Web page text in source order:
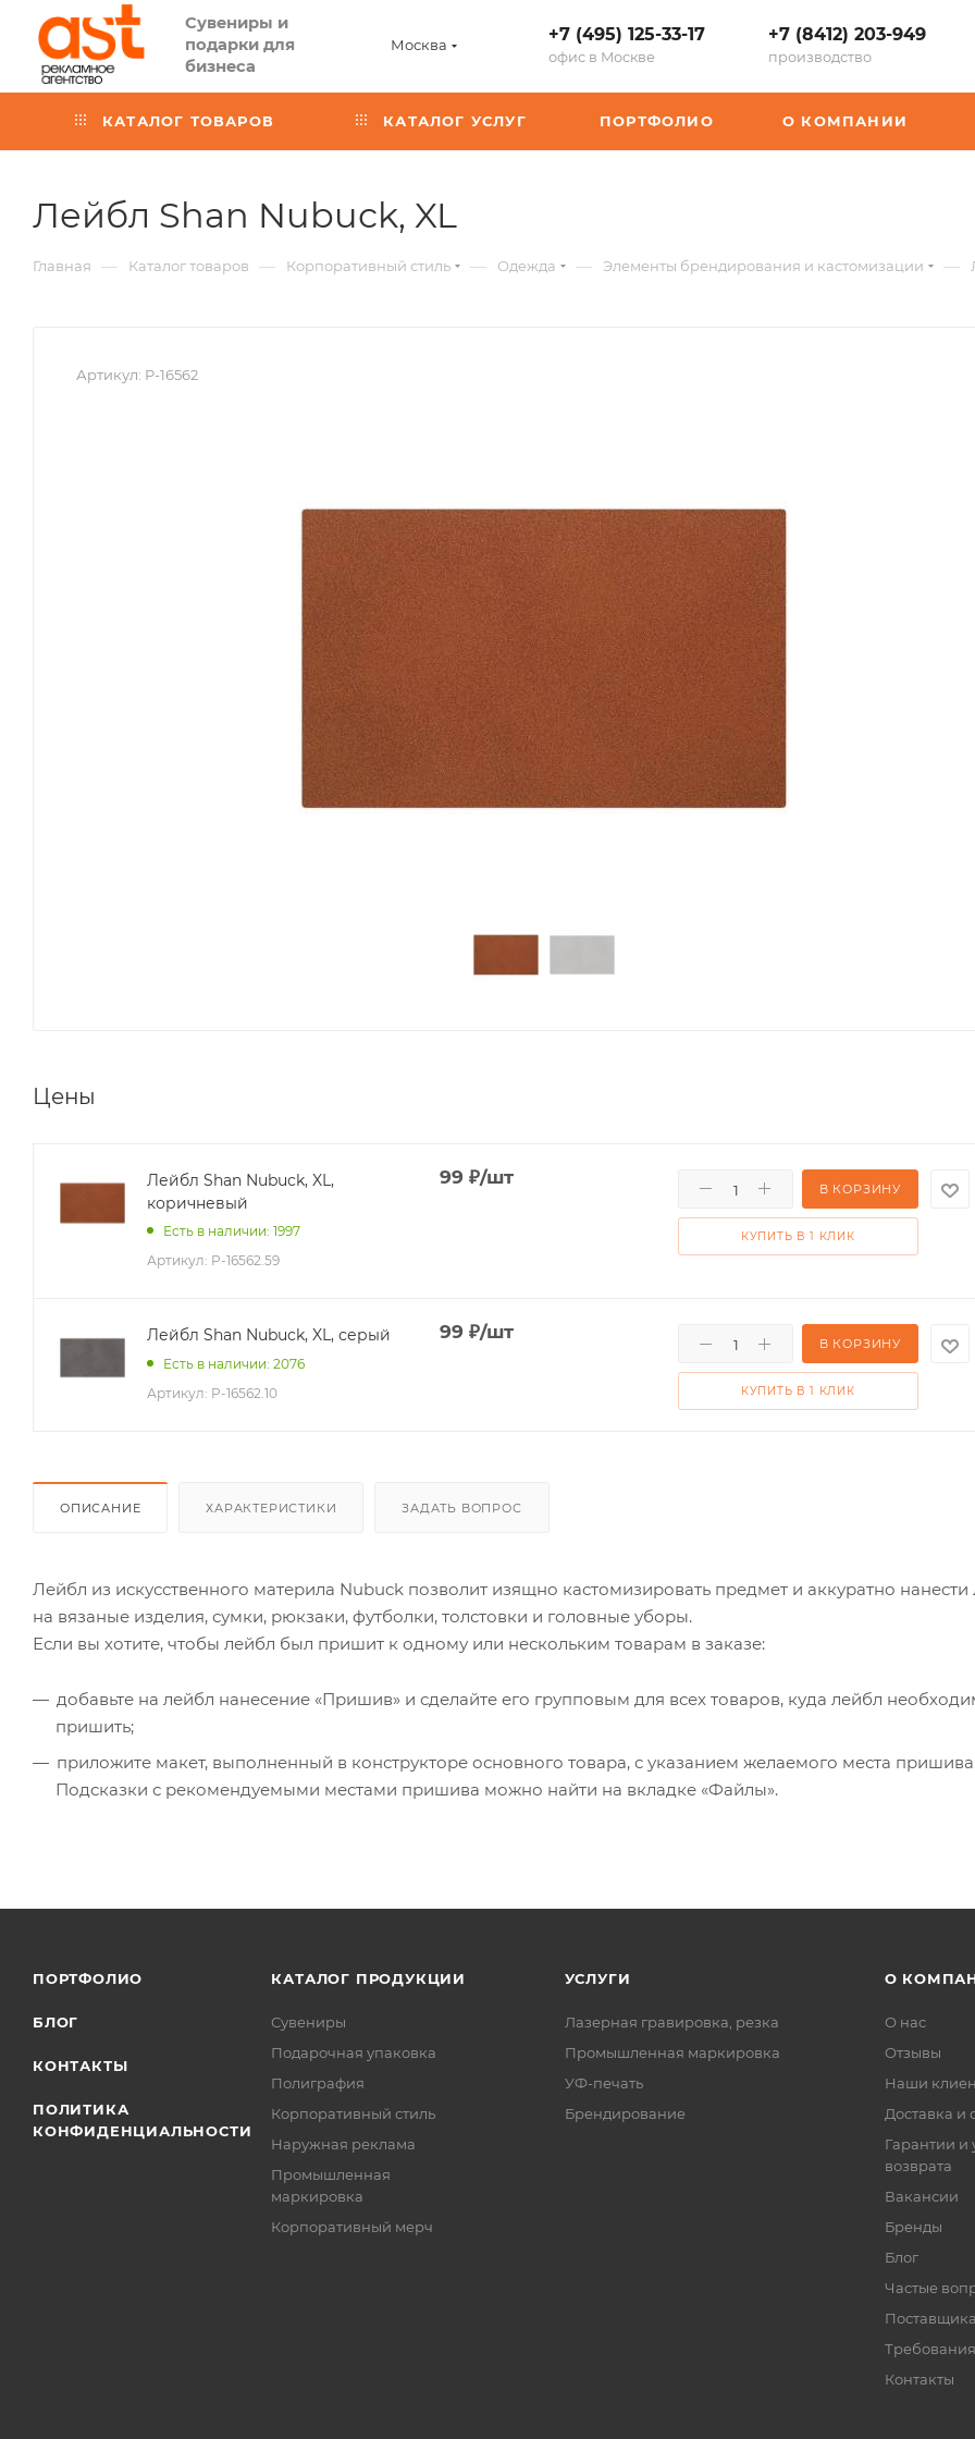
Сувениры и
подарки для
бизнеса
Москва +7 (495) 125-33-17
офис в Москве
+7 (8412) 203-949
производство
КАТАЛОГ ТОВАРОВ КАТАЛОГ УСЛУГ ПОРТФОЛИО О КОМПАНИИ
Лейбл Shan Nubuсk, XL,
арт.:
Главная — Каталог товаров — Корпоративный стиль — Одежда — Элементы брендирования и кастомизации —
Артикул: P-16562
Цены
Лейбл Shan Nubuсk, XL,
коричневый
Есть в наличии: 1997
Артикул: P-16562.59
99 ₽/шт
В КОРЗИНУ
КУПИТЬ В 1 КЛИК
Лейбл Shan Nubuсk, XL, серый
Есть в наличии: 2076
Артикул: P-16562.10
99 ₽/шт
В КОРЗИНУ
КУПИТЬ В 1 КЛИК
ОПИСАНИЕ ХАРАКТЕРИСТИКИ ЗАДАТЬ ВОПРОС
Лейбл из искусственного материла Nubuck позволит изящно кастомизировать предмет и аккуратно нанести
на вязаные изделия, сумки, рюкзаки, футболки, толстовки и головные уборы.
Если вы хотите, чтобы лейбл был пришит к одному или нескольким товарам в заказе:
добавьте на лейбл нанесение «Пришив» и сделайте его групповым для всех товаров, куда лейбл
пришить;
приложите макет, выполненный в конструкторе основного товара, с указанием желаемого места
Подсказки с рекомендуемыми местами пришива можно найти на вкладке «Файлы».
ПОРТФОЛИО
БЛОГ
КОНТАКТЫ
ПОЛИТИКА
КОНФИДЕНЦИАЛЬНОСТИ
КАТАЛОГ ПРОДУКЦИИ
Сувениры
Подарочная упаковка
Полиграфия
Корпоративный стиль
Наружная реклама
Промышленная
маркировка
Корпоративный мерч
УСЛУГИ
Лазерная гравировка, резка
Промышленная маркировка
УФ-печать
Брендирование
О
О нас
Отзывы
Наши
Доставка и
Гарантии и
возврата
Вакансии
Бренды
Блог
Частые
Контакты